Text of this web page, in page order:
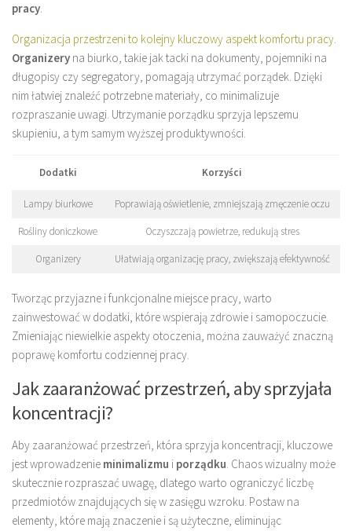
pracy.
Organizacja przestrzeni to kolejny kluczowy aspekt komfortu pracy.
Organizery na biurko, takie jak tacki na dokumenty, pojemniki na
długopisy czy segregatory, pomagają utrzymać porządek. Dzięki
nim łatwiej znaleźć potrzebne materiały, co minimalizuje
rozpraszanie uwagi. Utrzymanie porządku sprzyja lepszemu
skupieniu, a tym samym wyższej produktywności.
Dodatki Korzyści
Lampy biurkowe Poprawiają oświetlenie, zmniejszają zmęczenie oczu
Rośliny doniczkowe Oczyszczają powietrze, redukują stres
Organizery Ułatwiają organizację pracy, zwiększają efektywność
Tworząc przyjazne i funkcjonalne miejsce pracy, warto
zainwestować w dodatki, które wspierają zdrowie i samopoczucie.
Zmieniając niewielkie aspekty otoczenia, można zauważyć znaczną
poprawę komfortu codziennej pracy.
Jak zaaranżować przestrzeń, aby sprzyjała
koncentracji?
Aby zaaranżować przestrzeń, która sprzyja koncentracji, kluczowe
jest wprowadzenie minimalizmu i porządku . Chaos wizualny może
skutecznie rozpraszać uwagę, dlatego warto ograniczyć liczbę
przedmiotów znajdujących się w zasięgu wzroku. Postaw na
elementy, które mają znaczenie i są użyteczne, eliminując